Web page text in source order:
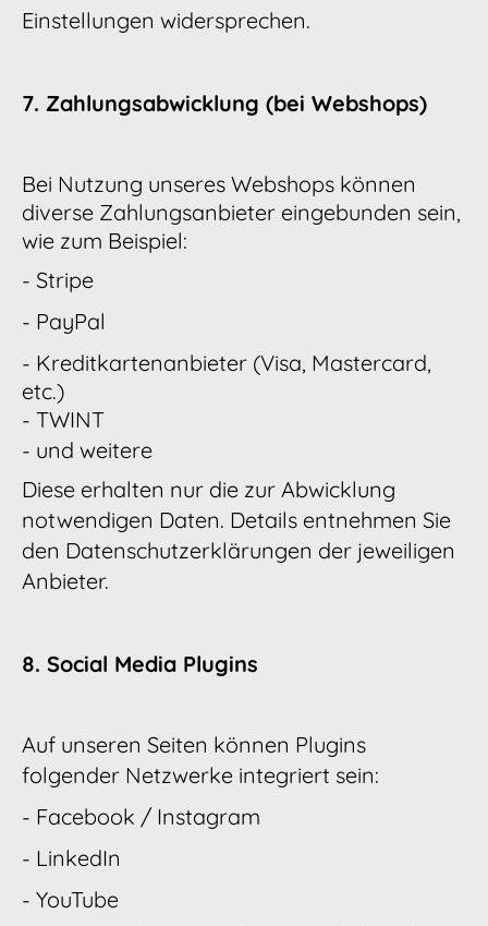
Einstellungen widersprechen.
7. Zahlungsabwicklung (bei Webshops)
Bei Nutzung unseres Webshops können
diverse Zahlungsanbieter eingebunden sein,
wie zum Beispiel:
- Stripe
- PayPal
- Kreditkartenanbieter (Visa, Mastercard,
etc.)
- TWINT
- und weitere
Diese erhalten nur die zur Abwicklung
notwendigen Daten. Details entnehmen Sie
den Datenschutzerklärungen der jeweiligen
Anbieter.
8. Social Media Plugins
Auf unseren Seiten können Plugins
folgender Netzwerke integriert sein:
- Facebook / Instagram
- LinkedIn
- YouTube